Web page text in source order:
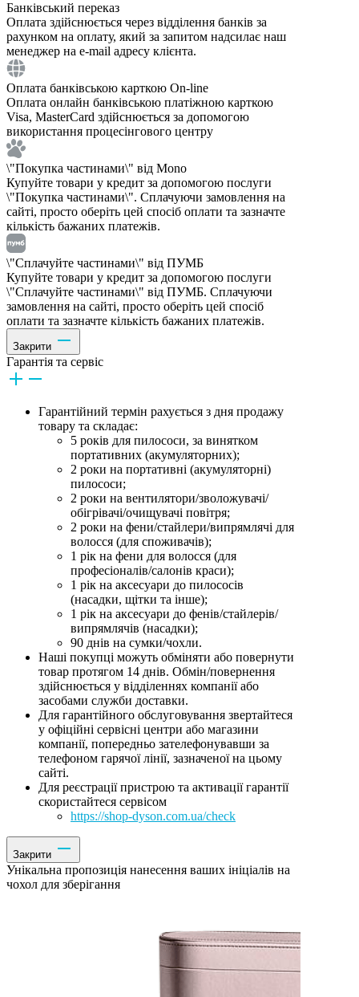
Банківський переказ
Оплата здійснюється через відділення банків за
рахунком на оплату, який за запитом надсилає наш
менеджер на e-mail адресу клієнта.
Оплата банківською карткою On-line
Оплата онлайн банківською платіжною карткою
Visa, MasterCard здійснюється за допомогою
використання процесінгового центру
\"Покупка частинами\" від Mono
Купуйте товари у кредит за допомогою послуги
\"Покупка частинами\". Сплачуючи замовлення на
сайті, просто оберіть цей спосіб оплати та зазначте
кількість бажаних платежів.
\"Сплачуйте частинами\" від ПУМБ
Купуйте товари у кредит за допомогою послуги
\"Сплачуйте частинами\" від ПУМБ. Сплачуючи
замовлення на сайті, просто оберіть цей спосіб
оплати та зазначте кількість бажаних платежів.
Закрити
Гарантія та сервіс
Гарантійний термін рахується з дня продажу
товару та складає:
5 років для пилососи, за винятком
портативних (акумуляторних);
2 роки на портативні (акумуляторні)
пилососи;
2 роки на вентилятори/зволожувачі/
обігрівачі/очищувачі повітря;
2 роки на фени/стайлери/випрямлячі для
волосся (для споживачів);
1 рік на фени для волосся (для
професіоналів/салонів краси);
1 рік на аксесуари до пилососів
(насадки, щітки та інше);
1 рік на аксесуари до фенів/стайлерів/
випрямлячів (насадки);
90 днів на сумки/чохли.
Наші покупці можуть обміняти або повернути
товар протягом 14 днів. Обмін/повернення
здійснюється у відділеннях компанії або
засобами служби доставки.
Для гарантійного обслуговування звертайтеся
у офіційні сервісні центри або магазини
компанії, попередньо зателефонувавши за
телефоном гарячої лінії, зазначеної на цьому
сайті.
Для реєстрації пристрою та активації гарантії
скористайтеся сервісом
https://shop-dyson.com.ua/check
Закрити
Унікальна пропозиція нанесення ваших ініціалів на
чохол для зберігання